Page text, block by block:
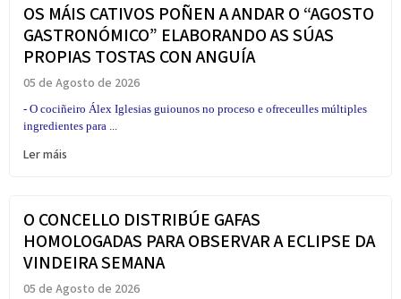
OS MÁIS CATIVOS POÑEN A ANDAR O “AGOSTO
GASTRONÓMICO” ELABORANDO AS SÚAS
PROPIAS TOSTAS CON ANGUÍA
05 de Agosto de 2026
- O cociñeiro Álex Iglesias guiounos no proceso e ofreceulles múltiples
ingredientes para ...
Ler máis
O CONCELLO DISTRIBÚE GAFAS
HOMOLOGADAS PARA OBSERVAR A ECLIPSE DA
VINDEIRA SEMANA
05 de Agosto de 2026